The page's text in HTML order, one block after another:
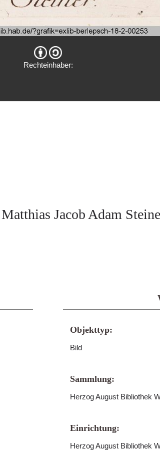
Rechteinhaber:
Jacob Adam
Objekttyp:
Bild
Sammlung:
Herzog August Bibliothek
Einrichtung:
Herzog August Bibliothek